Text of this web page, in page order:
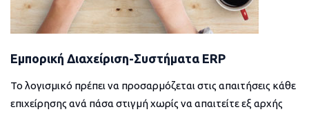
Εμπορική Διαχείριση-Συστήματα ERP
Το λογισμικό πρέπει να προσαρμόζεται στις απαιτήσεις κάθε
επιχείρησης ανά πάσα στιγμή χωρίς να απαιτείτε εξ αρχής